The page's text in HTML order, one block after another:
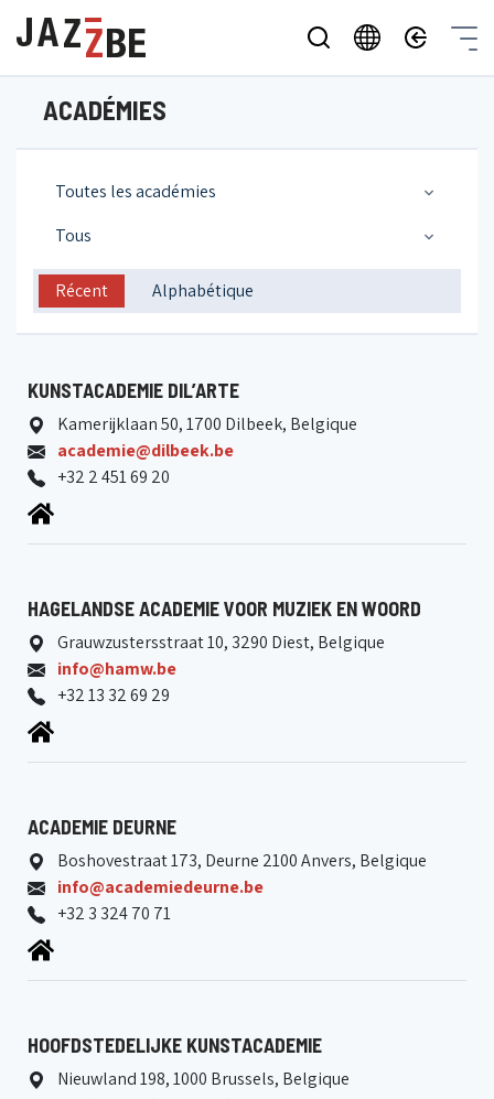
ACADÉMIES
Toutes les académies
Tous
Récent Alphabétique
KUNSTACADEMIE DIL’ARTE
Kamerijklaan 50, 1700 Dilbeek, Belgique
academie@dilbeek.be
+32 2 451 69 20
HAGELANDSE ACADEMIE VOOR MUZIEK EN WOORD
Grauwzustersstraat 10, 3290 Diest, Belgique
info@hamw.be
+32 13 32 69 29
ACADEMIE DEURNE
Boshovestraat 173, Deurne 2100 Anvers, Belgique
info@academiedeurne.be
+32 3 324 70 71
HOOFDSTEDELIJKE KUNSTACADEMIE
Nieuwland 198, 1000 Brussels, Belgique